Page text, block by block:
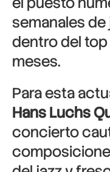
semanales
dentro del
meses.
Para esta
Hans Luchs
concierto